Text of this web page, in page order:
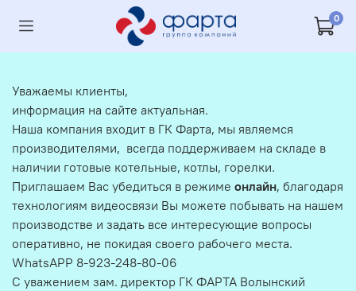
0
Уважаемы клиенты,
информация на сайте актуальная.
Наша компания входит в ГК Фарта, мы являемся
производителями, всегда поддерживаем на складе в
наличии готовые котельные, котлы, горелки.
Приглашаем Вас убедиться в режиме онлайн, благодаря
технологиям видеосвязи Вы можете побывать на нашем
производстве и задать все интересующие вопросы
оперативно, не покидая своего рабочего места.
WhatsAPP 8-923-248-80-06
С уважением зам. директор ГК ФАРТА Волынский